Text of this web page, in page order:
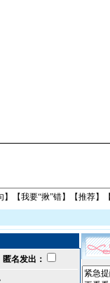
】【我要“揪”错】【推荐】
匿名发出：